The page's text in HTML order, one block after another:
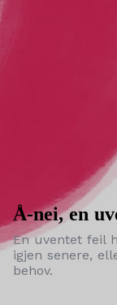
Å-nei, en
En uventet feil
igjen senere,
behov.